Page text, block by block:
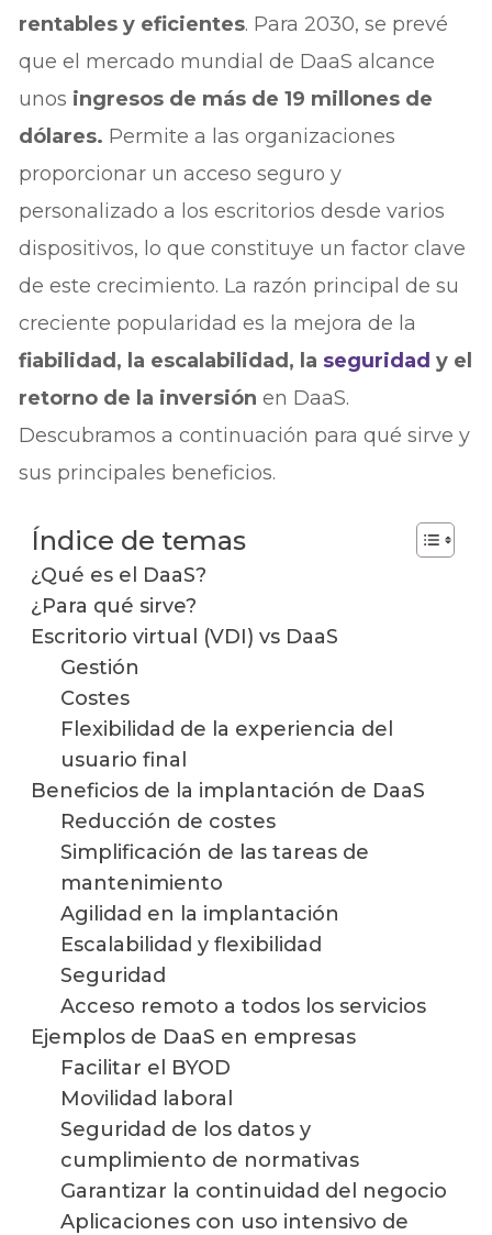
rentables y eficientes. Para 2030, se prevé
que el mercado mundial de DaaS alcance
unos ingresos de más de 19 millones de
dólares. Permite a las organizaciones
proporcionar un acceso seguro y
personalizado a los escritorios desde varios
dispositivos, lo que constituye un factor clave
de este crecimiento. La razón principal de su
creciente popularidad es la mejora de la
fiabilidad, la escalabilidad, la seguridad y el
retorno de la inversión en DaaS.
Descubramos a continuación para qué sirve y
sus principales beneficios.
Índice de temas
¿Qué es el DaaS?
¿Para qué sirve?
Escritorio virtual (VDI) vs DaaS
Gestión
Costes
Flexibilidad de la experiencia del
usuario final
Beneficios de la implantación de DaaS
Reducción de costes
Simplificación de las tareas de
mantenimiento
Agilidad en la implantación
Escalabilidad y flexibilidad
Seguridad
Acceso remoto a todos los servicios
Ejemplos de DaaS en empresas
Facilitar el BYOD
Movilidad laboral
Seguridad de los datos y
cumplimiento de normativas
Garantizar la continuidad del negocio
Aplicaciones con uso intensivo de